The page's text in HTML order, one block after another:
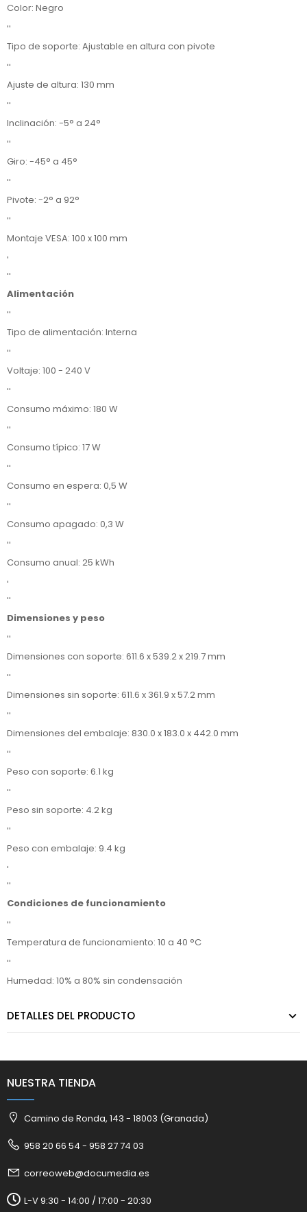
Color: Negro
''
Tipo de soporte: Ajustable en altura con pivote
''
Ajuste de altura: 130 mm
''
Inclinación: -5° a 24°
''
Giro: -45° a 45°
''
Pivote: -2° a 92°
''
Montaje VESA: 100 x 100 mm
'
''
Alimentación
''
Tipo de alimentación: Interna
''
Voltaje: 100 - 240 V
''
Consumo máximo: 180 W
''
Consumo típico: 17 W
''
Consumo en espera: 0,5 W
''
Consumo apagado: 0,3 W
''
Consumo anual: 25 kWh
'
''
Dimensiones y peso
''
Dimensiones con soporte: 611.6 x 539.2 x 219.7 mm
''
Dimensiones sin soporte: 611.6 x 361.9 x 57.2 mm
''
Dimensiones del embalaje: 830.0 x 183.0 x 442.0 mm
''
Peso con soporte: 6.1 kg
''
Peso sin soporte: 4.2 kg
''
Peso con embalaje: 9.4 kg
'
''
Condiciones de funcionamiento
''
Temperatura de funcionamiento: 10 a 40 °C
''
Humedad: 10% a 80% sin condensación
DETALLES DEL PRODUCTO
NUESTRA TIENDA
Camino de Ronda, 143 - 18003 (Granada)
958 20 66 54 - 958 27 74 03
correoweb@documedia.es
L-V 9:30 - 14:00 / 17:00 - 20:30